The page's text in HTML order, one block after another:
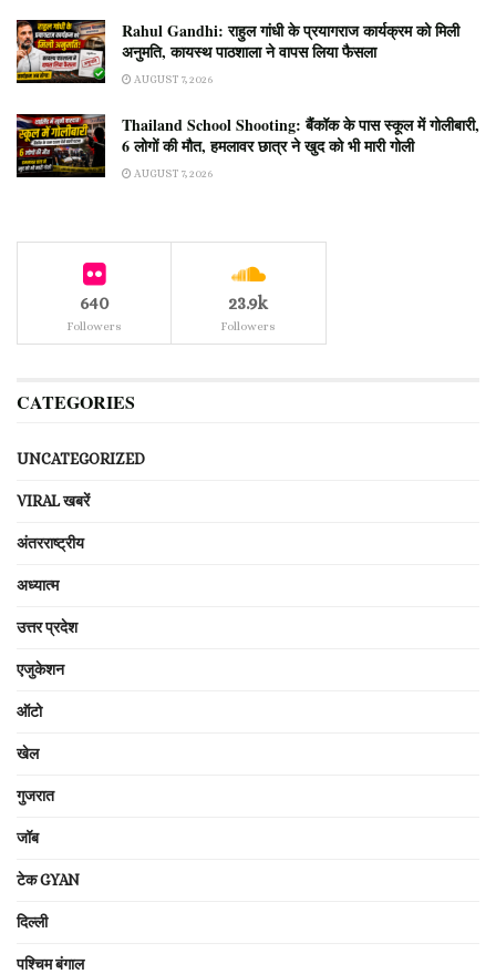
Rahul Gandhi: राहुल गांधी के प्रयागराज कार्यक्रम को मिली
अनुमति, कायस्थ पाठशाला ने वापस लिया फैसला
AUGUST 7, 2026
Thailand School Shooting: बैंकॉक के पास स्कूल में गोलीबारी,
6 लोगों की मौत, हमलावर छात्र ने खुद को भी मारी गोली
AUGUST 7, 2026
640
Followers
23.9k
Followers
CATEGORIES
UNCATEGORIZED
VIRAL खबरें
अंतरराष्ट्रीय
अध्यात्म
उत्तर प्रदेश
एजुकेशन
ऑटो
खेल
गुजरात
जॉब
टेक GYAN
दिल्ली
पश्चिम बंगाल